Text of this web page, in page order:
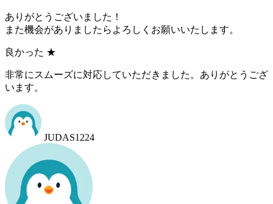
ありがとうございました！
また機会がありましたらよろしくお願いいたします。
良かった ★
非常にスムーズに対応していただきました。ありがとうござ
います。
JUDAS1224